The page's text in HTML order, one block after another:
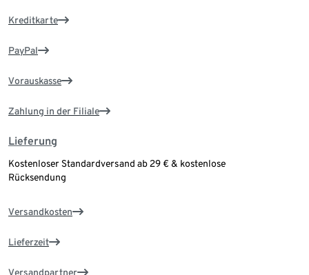
Kreditkarte
PayPal
Vorauskasse
Zahlung in der Filiale
Lieferung
Kostenloser Standardversand ab 29 € & kostenlose
Rücksendung
Versandkosten
Lieferzeit
Versandpartner